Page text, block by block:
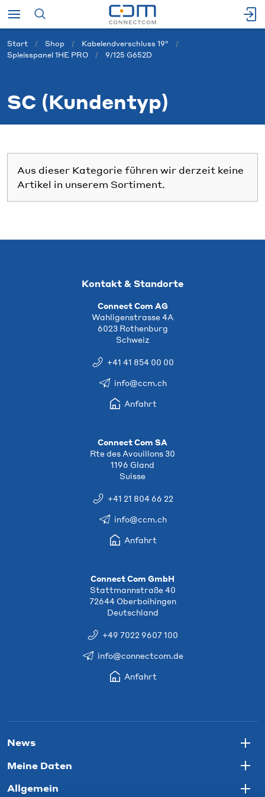
Start Shop
Kabelendverschluss 19"
Spleisspanel 1HE PRO
9/125 G652D
SC (Kundentyp)
Aus dieser Kategorie führen wir derzeit keine
Artikel in unserem Sortiment.
Kontakt & Standorte
Connect Com AG
Wahligenstrasse 4A
6023 Rothenburg
Schweiz
+41 41 854 00 00
info@ccm.ch
Anfahrt
Connect Com SA
Rte des Avouillons 30
1196 Gland
Suisse
+41 21 804 66 22
info@ccm.ch
Anfahrt
Connect Com GmbH
Stattmannstraße 40
72644 Oberboihingen
Deutschland
+49 7022 9607 100
info@connectcom.de
Anfahrt
News
Meine Daten
Allgemein